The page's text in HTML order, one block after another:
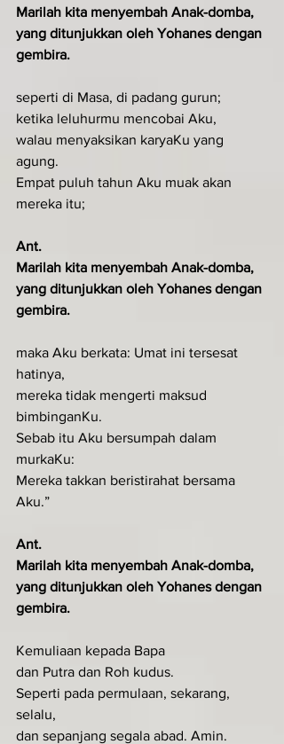
Marilah kita menyembah Anak-domba,
yang ditunjukkan oleh Yohanes dengan
gembira.
seperti di Masa, di padang gurun;
ketika leluhurmu mencobai Aku,
walau menyaksikan karyaKu yang
agung.
Empat puluh tahun Aku muak akan
mereka itu;
Ant.
Marilah kita menyembah Anak-domba,
yang ditunjukkan oleh Yohanes dengan
gembira.
maka Aku berkata: Umat ini tersesat
hatinya,
mereka tidak mengerti maksud
bimbinganKu.
Sebab itu Aku bersumpah dalam
murkaKu:
Mereka takkan beristirahat bersama
Aku.”
Ant.
Marilah kita menyembah Anak-domba,
yang ditunjukkan oleh Yohanes dengan
gembira.
Kemuliaan kepada Bapa
dan Putra dan Roh kudus.
Seperti pada permulaan, sekarang,
selalu,
dan sepanjang segala abad. Amin.